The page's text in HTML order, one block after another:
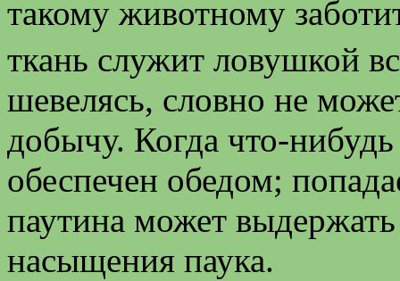
такому животному
ткань служит ловушкой
шевелясь, словно не
добычу. Когда что-нибудь
обеспечен обедом;
паутина может
насыщения паука.